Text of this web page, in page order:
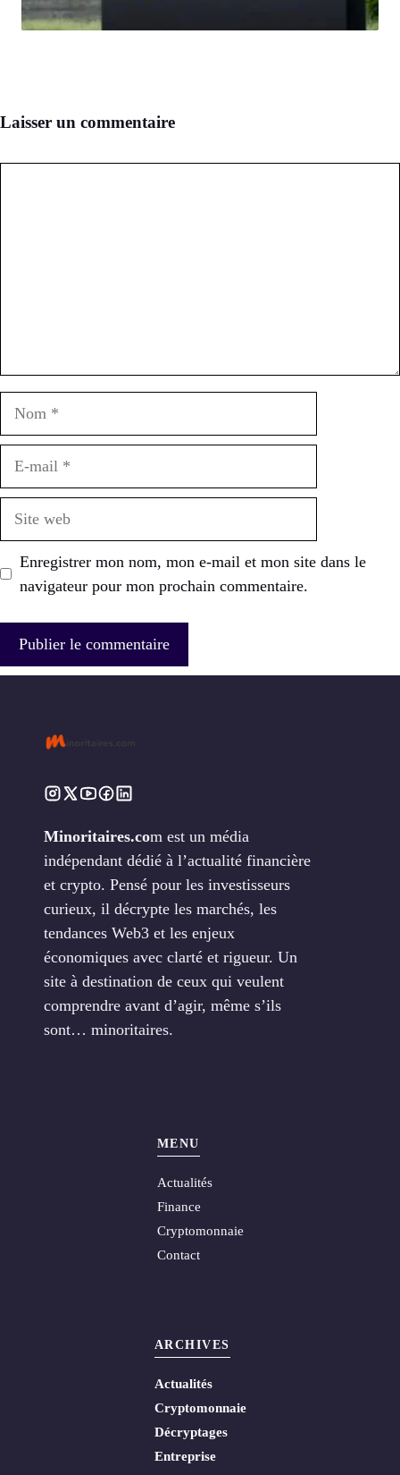
Laisser un commentaire
Enregistrer mon nom, mon e-mail et mon site dans le
navigateur pour mon prochain commentaire.
Minoritaires.com est un média
indépendant dédié à l’actualité financière
et crypto. Pensé pour les investisseurs
curieux, il décrypte les marchés, les
tendances Web3 et les enjeux
économiques avec clarté et rigueur. Un
site à destination de ceux qui veulent
comprendre avant d’agir, même s’ils
sont… minoritaires.
MENU
Actualités
Finance
Cryptomonnaie
Contact
ARCHIVES
Actualités
Cryptomonnaie
Décryptages
Entreprise